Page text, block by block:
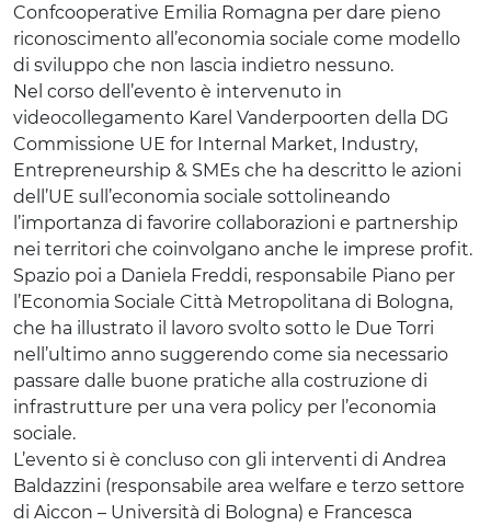
Confcooperative Emilia Romagna per dare pieno
riconoscimento all’economia sociale come modello
di sviluppo che non lascia indietro nessuno.
Nel corso dell’evento è intervenuto in
videocollegamento Karel Vanderpoorten della DG
Commissione UE for Internal Market, Industry,
Entrepreneurship & SMEs che ha descritto le azioni
dell’UE sull’economia sociale sottolineando
l’importanza di favorire collaborazioni e partnership
nei territori che coinvolgano anche le imprese profit.
Spazio poi a Daniela Freddi, responsabile Piano per
l’Economia Sociale Città Metropolitana di Bologna,
che ha illustrato il lavoro svolto sotto le Due Torri
nell’ultimo anno suggerendo come sia necessario
passare dalle buone pratiche alla costruzione di
infrastrutture per una vera policy per l’economia
sociale.
L’evento si è concluso con gli interventi di Andrea
Baldazzini (responsabile area welfare e terzo settore
di Aiccon – Università di Bologna) e Francesca